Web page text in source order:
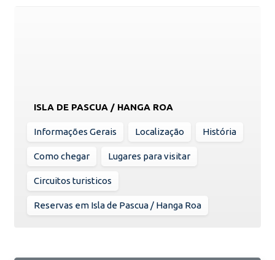
ISLA DE PASCUA / HANGA ROA
Informações Gerais Localização História
Como chegar Lugares para visitar
Circuitos turisticos
Reservas em Isla de Pascua / Hanga Roa